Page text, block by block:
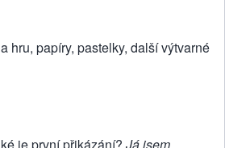
hru, papíry, pastelky, další výtvarné